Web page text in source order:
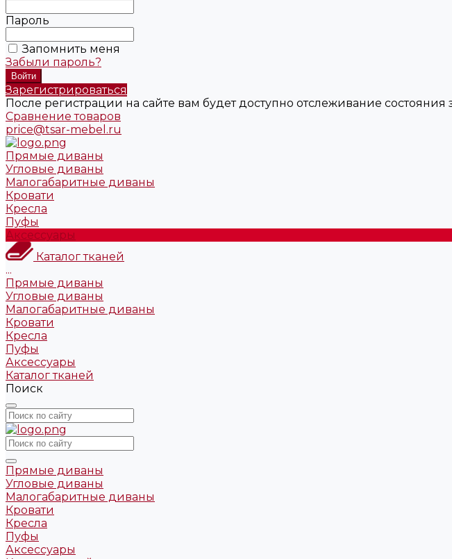
Пароль
Запомнить меня
Забыли пароль?
Зарегистрироваться
После регистрации на сайте вам будет доступно отслеживание
Сравнение товаров
price@tsar-mebel.ru
Прямые диваны
Угловые диваны
Малогабаритные диваны
Кровати
Кресла
Пуфы
Аксессуары
Каталог тканей
...
Прямые диваны
Угловые диваны
Малогабаритные диваны
Кровати
Кресла
Пуфы
Аксессуары
Каталог тканей
Поиск
Прямые диваны
Угловые диваны
Малогабаритные диваны
Кровати
Кресла
Пуфы
Аксессуары